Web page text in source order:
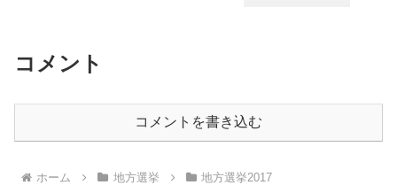
コメント
コメントを書き込む
ホーム 地方選挙 地方選挙2017